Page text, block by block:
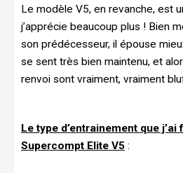
Le modèle V5, en revanche, est
j’apprécie beaucoup plus ! Bien
son prédécesseur, il épouse
se sent très bien maintenu, et
renvoi sont vraiment, vraiment
Le type d’entrainement que
Supercompt Elite V5 :